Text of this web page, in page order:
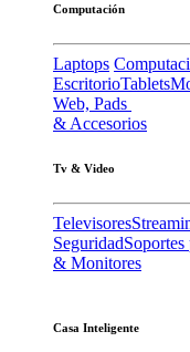
Computación
Laptops
EscritorioTablets
Web, Pads
& Accesorios
Tv & Video
Televisores
Seguridad
& Monitores
Casa Inteligente